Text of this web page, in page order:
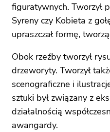
figuratywnych. Tworzył
Syreny czy Kobieta z
upraszczał formę,
Obok rzeźby tworzył
drzeworyty. Tworzył
scenograficzne i
sztuki był związany z
działalnością
awangardy.